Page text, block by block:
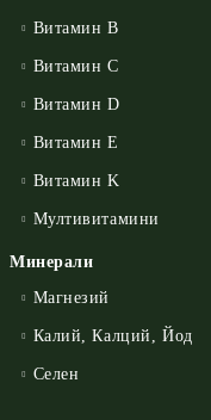
Витамин B
Витамин C
Витамин D
Витамин E
Витамин K
Мултивитамини
Минерали
Магнезий
Калий, Калций, Йод
Селен